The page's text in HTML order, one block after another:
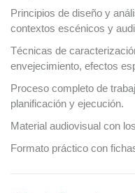
Principios de diseño y
contextos escénicos y
Técnicas de
envejecimiento, efectos
Proceso completo de
planificación y ejecución.
Material audiovisual con
Formato práctico con